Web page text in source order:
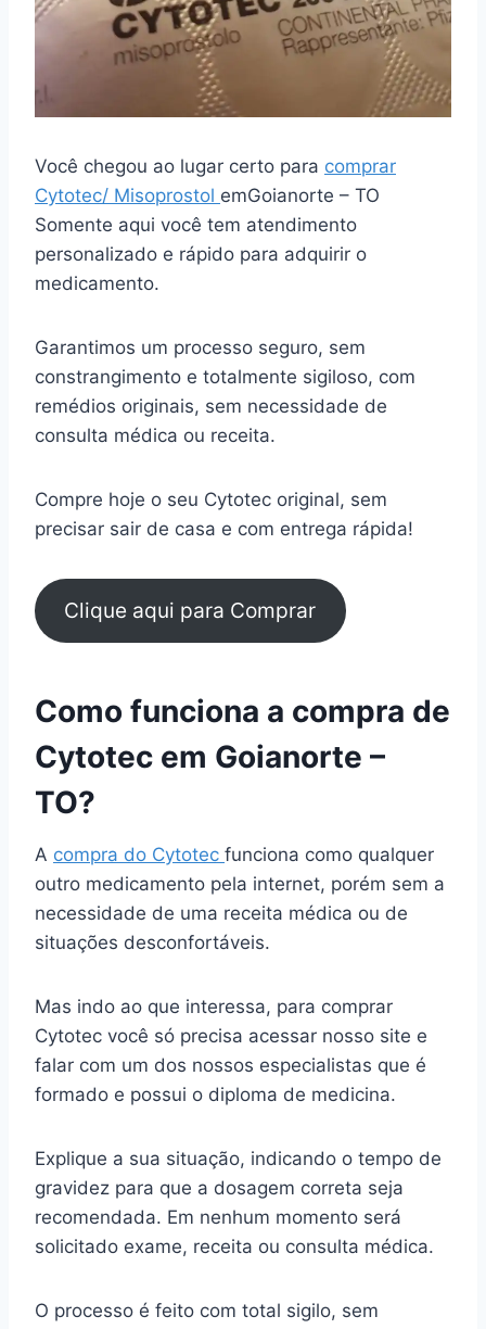
Você chegou ao lugar certo para comprar
Cytotec/ Misoprostol emGoianorte – TO
Somente aqui você tem atendimento
personalizado e rápido para adquirir o
medicamento.
Garantimos um processo seguro, sem
constrangimento e totalmente sigiloso, com
remédios originais, sem necessidade de
consulta médica ou receita.
Compre hoje o seu Cytotec original, sem
precisar sair de casa e com entrega rápida!
Clique aqui para Comprar
Como funciona a compra de
Cytotec em Goianorte –
TO?
A compra do Cytotec funciona como qualquer
outro medicamento pela internet, porém sem a
necessidade de uma receita médica ou de
situações desconfortáveis.
Mas indo ao que interessa, para comprar
Cytotec você só precisa acessar nosso site e
falar com um dos nossos especialistas que é
formado e possui o diploma de medicina.
Explique a sua situação, indicando o tempo de
gravidez para que a dosagem correta seja
recomendada. Em nenhum momento será
solicitado exame, receita ou consulta médica.
O processo é feito com total sigilo, sem